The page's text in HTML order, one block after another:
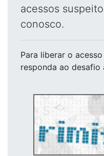
acessos
conosco.
Para liberar o acesso
responda ao desafio